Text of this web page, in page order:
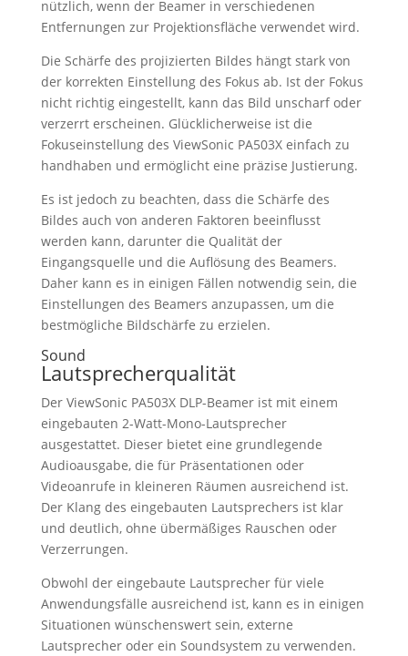
nützlich, wenn der Beamer in verschiedenen
Entfernungen zur Projektionsfläche verwendet wird.
Die Schärfe des projizierten Bildes hängt stark von
der korrekten Einstellung des Fokus ab. Ist der Fokus
nicht richtig eingestellt, kann das Bild unscharf oder
verzerrt erscheinen. Glücklicherweise ist die
Fokuseinstellung des ViewSonic PA503X einfach zu
handhaben und ermöglicht eine präzise Justierung.
Es ist jedoch zu beachten, dass die Schärfe des
Bildes auch von anderen Faktoren beeinflusst
werden kann, darunter die Qualität der
Eingangsquelle und die Auflösung des Beamers.
Daher kann es in einigen Fällen notwendig sein, die
Einstellungen des Beamers anzupassen, um die
bestmögliche Bildschärfe zu erzielen.
Sound
Lautsprecherqualität
Der ViewSonic PA503X DLP-Beamer ist mit einem
eingebauten 2-Watt-Mono-Lautsprecher
ausgestattet. Dieser bietet eine grundlegende
Audioausgabe, die für Präsentationen oder
Videoanrufe in kleineren Räumen ausreichend ist.
Der Klang des eingebauten Lautsprechers ist klar
und deutlich, ohne übermäßiges Rauschen oder
Verzerrungen.
Obwohl der eingebaute Lautsprecher für viele
Anwendungsfälle ausreichend ist, kann es in einigen
Situationen wünschenswert sein, externe
Lautsprecher oder ein Soundsystem zu verwenden.